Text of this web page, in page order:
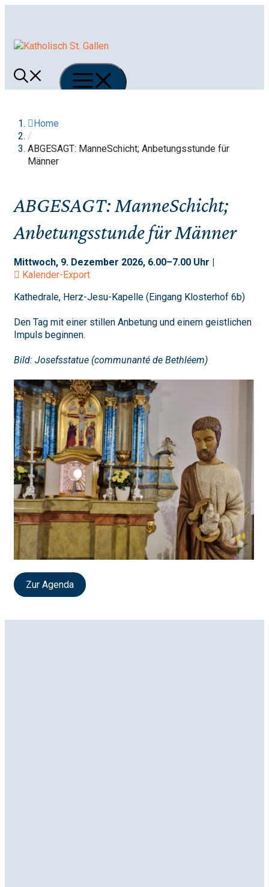
Menü
Home
/
ABGESAGT: ManneSchicht; Anbetungsstunde für
Männer
ABGESAGT: ManneSchicht;
Anbetungsstunde für Männer
Mittwoch, 9. Dezember 2026, 6.00–7.00 Uhr |
Kalender-Export
Kathedrale, Herz-Jesu-Kapelle (Eingang Klosterhof 6b)
Den Tag mit einer stillen Anbetung und einem geistlichen
Impuls beginnen.
Bild: Josefsstatue (communanté de Bethléem)
Zur Agenda